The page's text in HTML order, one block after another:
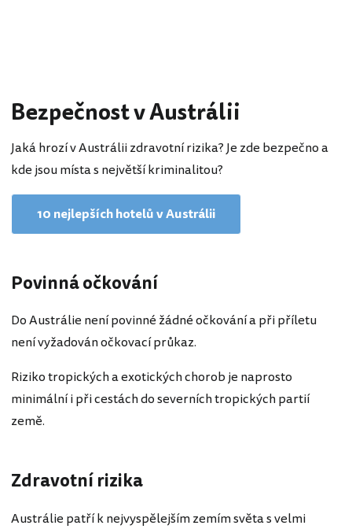
Bezpečnost v Austrálii
Jaká hrozí v Austrálii zdravotní rizika? Je zde bezpečno a
kde jsou místa s největší kriminalitou?
10 nejlepších hotelů v Austrálii
Povinná očkování
Do Austrálie není povinné žádné očkování a při příletu
není vyžadován očkovací průkaz.
Riziko tropických a exotických chorob je naprosto
minimální i při cestách do severních tropických partií
země.
Zdravotní rizika
Austrálie patří k nejvyspělejším zemím světa s velmi